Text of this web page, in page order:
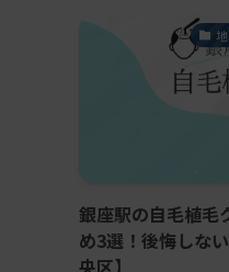
銀座駅の自毛植毛
め3選！後悔しな